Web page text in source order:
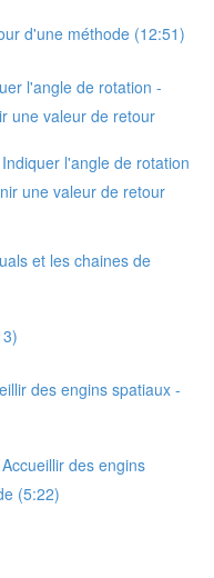
d'une méthode (12:51)
l'angle de rotation -
une valeur de retour
l'angle de rotation
une valeur de retour
et les chaines de
des engins spatiaux -
des engins
(5:22)